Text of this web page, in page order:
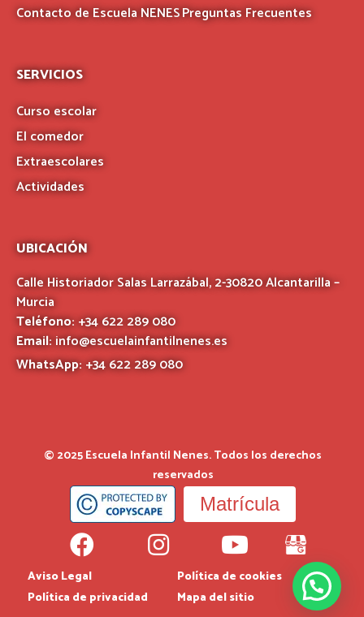
Contacto de Escuela NENESPreguntas Frecuentes
SERVICIOS
Curso escolar
El comedor
Extraescolares
Actividades
UBICACIÓN
Calle Historiador Salas Larrazábal, 2-30820 Alcantarilla –
Murcia
Teléfono:+34 622 289 080
Email:info@escuelainfantilnenes.es
WhatsApp:+34 622 289 080
© 2025 Escuela Infantil Nenes. Todos los derechos
reservados
Matrícula
Aviso Legal
Política de privacidad
Política de cookies
Mapa del sitio